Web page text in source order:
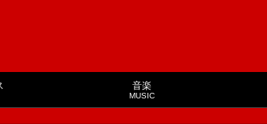
音楽
MUSIC